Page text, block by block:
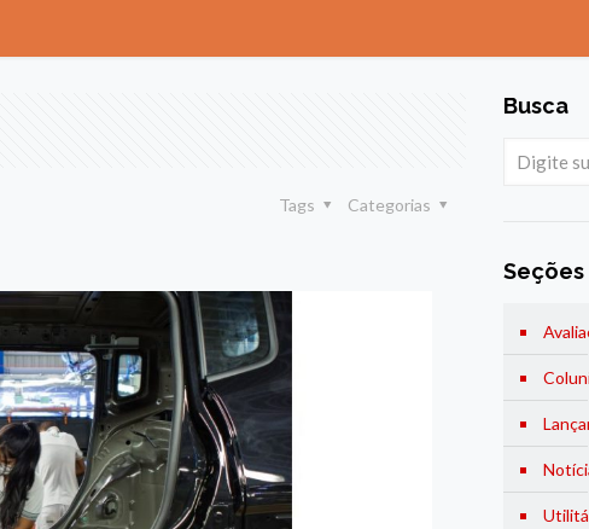
Categorias
Tags
Busca
Seções